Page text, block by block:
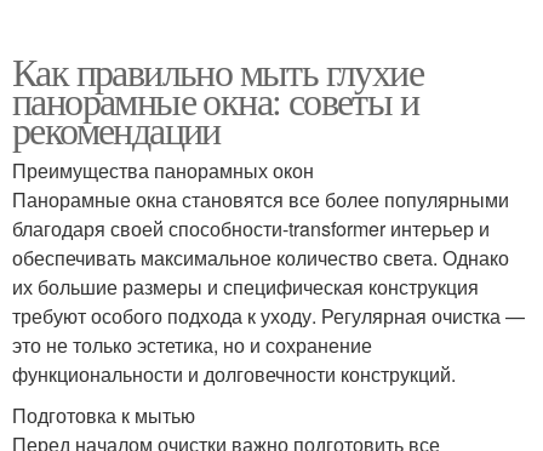
Как правильно мыть глухие
панорамные окна: советы и
рекомендации
Преимущества панорамных окон
Панорамные окна становятся все более популярными
благодаря своей способности-transformer интерьер и
обеспечивать максимальное количество света. Однако
их большие размеры и специфическая конструкция
требуют особого подхода к уходу. Регулярная очистка —
это не только эстетика, но и сохранение
функциональности и долговечности конструкций.
Подготовка к мытью
Перед началом очистки важно подготовить все